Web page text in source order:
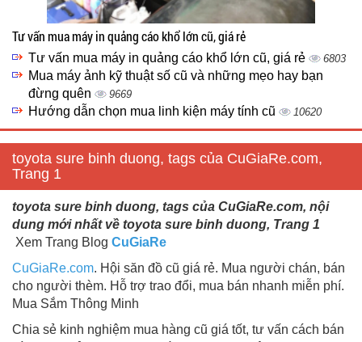
Tư vấn mua máy in quảng cáo khổ lớn cũ, giá rẻ
Tư vấn mua máy in quảng cáo khổ lớn cũ, giá rẻ 6803
Mua máy ảnh kỹ thuật số cũ và những mẹo hay bạn
đừng quên
9669
Hướng dẫn chọn mua linh kiện máy tính cũ 10620
toyota sure binh duong, tags của CuGiaRe.com,
Trang 1
toyota sure binh duong, tags của CuGiaRe.com, nội
dung mới nhất về toyota sure binh duong, Trang 1
Xem Trang Blog CuGiaRe
CuGiaRe.com. Hội săn đồ cũ giá rẻ. Mua người chán, bán
cho người thèm. Hỗ trợ trao đổi, mua bán nhanh miễn phí.
Mua Sắm Thông Minh
Chia sẻ kinh nghiệm mua hàng cũ giá tốt, tư vấn cách bán